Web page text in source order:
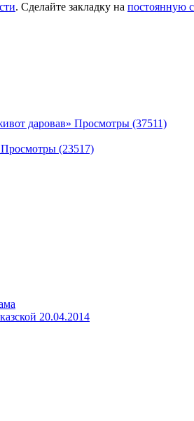
. Сделайте закладку на постоянную
даровав» Просмотры (37511)
Просмотры (23517)
20.04.2014